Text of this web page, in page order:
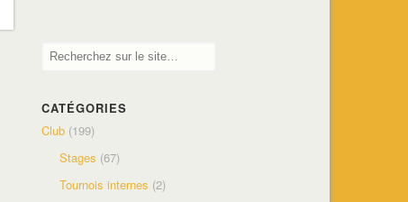
CATÉGORIES
Club (199)
Stages (67)
Tournois internes (2)